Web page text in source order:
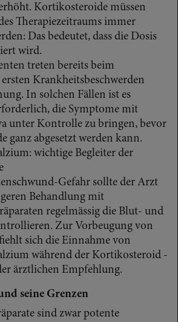
Kortikosteroide müssen
Therapiezeitraums immer
Das bedeutet, dass die Dosis
wird.
treten bereits beim
Krankheitsbeschwerden
In solchen Fällen ist es
die Symptome mit
unter Kontrolle zu bringen, bevor
ganz abgesetzt werden kann.
wichtige Begleiter der
Gefahr sollte der Arzt
Behandlung mit
regelmässig die Blut- und
Zur Vorbeugung von
sich die Einnahme von
während der Kortikosteroid -
ärztlichen Empfehlung.
seine Grenzen
sind zwar potente